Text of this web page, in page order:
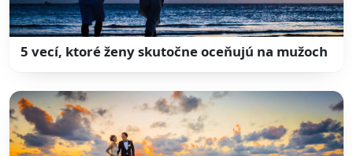
5 vecí, ktoré ženy skutočne oceňujú na mužoch